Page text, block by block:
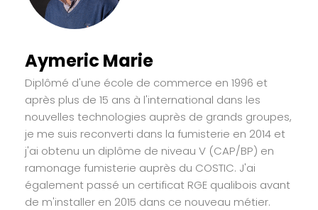
Aymeric Marie
Diplômé d'une école de commerce en 1996 et
après plus de 15 ans à l'international dans les
nouvelles technologies auprès de grands groupes,
je me suis reconverti dans la fumisterie en 2014 et
j'ai obtenu un diplôme de niveau V (CAP/BP) en
ramonage fumisterie auprès du COSTIC. J'ai
également passé un certificat RGE qualibois avant
de m'installer en 2015 dans ce nouveau métier.